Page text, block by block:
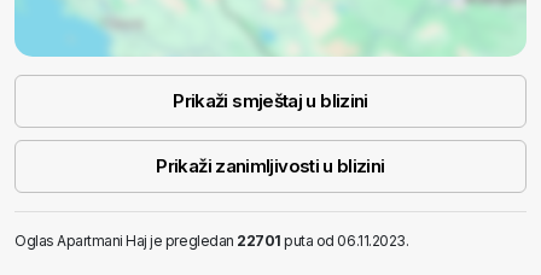
Prikaži smještaj u blizini
Prikaži zanimljivosti u blizini
Oglas Apartmani Haj je pregledan 22701 puta od 06.11.2023.